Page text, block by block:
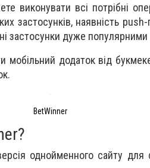
виконувати всі потрібні
застосунків, наявність
застосунки дуже
додаток від
BetWinner
однойменного сайту для